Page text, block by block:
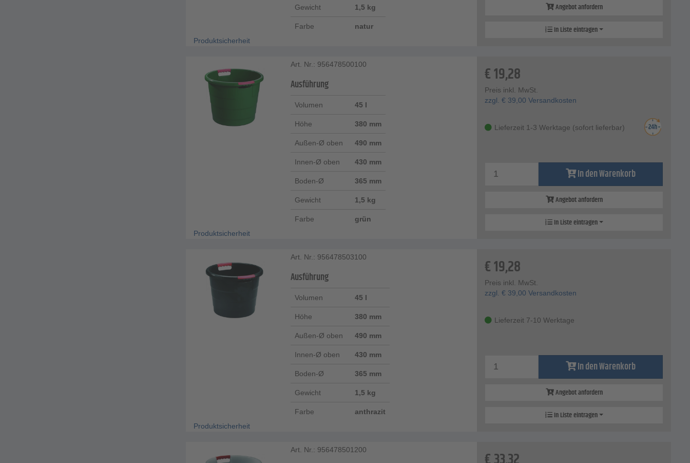
Gewicht 1,5 kg
Farbe
natur
Produktsicherheit
Angebot anfordern
In Liste eintragen
Art. Nr.: 956478500100
Ausführung
Volumen 45 l
Höhe 380 mm
Außen-Ø oben 490 mm
Innen-Ø oben 430 mm
Boden-Ø 365 mm
Gewicht 1,5 kg
Farbe
grün
Produktsicherheit
€19,28
Preis inkl. MwSt.
zzgl. € 39,00 Versandkosten
Lieferzeit 1-3 Werktage (sofort lieferbar)
In den Warenkorb
Angebot anfordern
In Liste eintragen
Art. Nr.: 956478503100
Ausführung
Volumen 45 l
Höhe 380 mm
Außen-Ø oben 490 mm
Innen-Ø oben 430 mm
Boden-Ø 365 mm
Gewicht 1,5 kg
Farbe
anthrazit
Produktsicherheit
€19,28
Preis inkl. MwSt.
zzgl. € 39,00 Versandkosten
Lieferzeit 7-10 Werktage
In den Warenkorb
Angebot anfordern
In Liste eintragen
Art. Nr.: 956478501200